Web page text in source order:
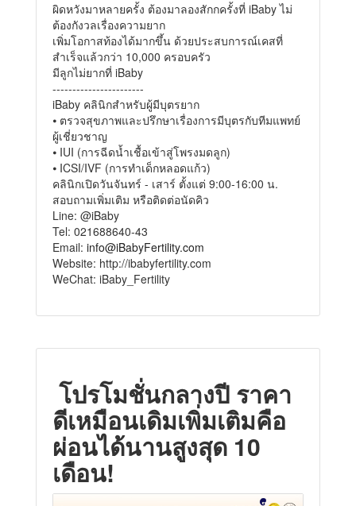
ผิดหวังมาหลายครั้ง ต้องมาลองสักกครั้งที่ iBaby ไม่
ต้องกังวลเรื่องความยาก
เพิ่มโอกาสท้องได้มากขึ้น ด้วยประสบการณ์เคสที่
สำเร็จแล้วกว่า 10,000 ครอบครัว
มีลูกไม่ยากที่ iBaby
-----------------------
iBaby คลินิกสำหรับผู้มีบุตรยาก
⦁ ตรวจสุขภาพและปรึกษาเรื่องการมีบุตรกับทีมแพทย์
ผู้เชี่ยวชาญ
⦁ IUI (การฉีดน้ำเชื้อเข้าสู่โพรงมดลูก)
⦁ ICSI/IVF (การทำเด็กหลอดแก้ว)
คลินิกเปิดวันจันทร์ - เสาร์ ตั้งแต่ 9:00-16:00 น.
สอบถามเพิ่มเติม หรือติดต่อนัดคิว
Line: @iBaby
Tel: 021688640-43
Email: info@iBabyFertility.com
Website: http://ibabyfertility.com
WeChat: iBaby_Fertility
โปรโมชั่นกลางปี ราคา
ดีเหมือนเดิมเพิ่มเติมคือ
ผ่อนได้นานสูงสุด 10
เดือน!